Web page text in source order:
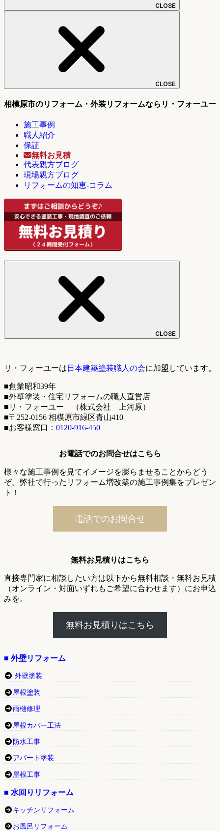
CLOSE
CLOSE
相模原市のリフォーム・外装リフォームならリ・フォーユー
施工事例
職人紹介
保証
無料お見積
代表親方ブログ
現場親方ブログ
リフォームの知恵-コラム
CLOSE
リ・フォーユーは 日本建築塗装職人の会に加盟しています。
■創業昭和39年
■外壁塗装・住宅リフォームの職人直営店
■リ・フォーユー （株式会社 上河原）
■〒252-0156 相模原市緑区青山410
■お客様窓口： 0120-916-450
お電話でのお問合せはこちら
様々な施工事例を見てイメージを膨らませることからどう
ぞ。弊社で行ったリフォーム増改築の施工事例集をプレゼン
ト！
電話でのお問合せ
無料お見積りはこちら
直接専門家に相談したい方は以下から無料相談・無料お見積
（オンライン・対面いずれもご希望に合わせます）にお申込
みを。
無料お見積りはこちら
■ 外壁リフォーム
外壁塗装
屋根塗装
雨樋修理
屋根カバー工法
防水工事
アパート塗装
屋根工事
■ 水回りリフォーム
キッチンリフォーム
お風呂リフォーム